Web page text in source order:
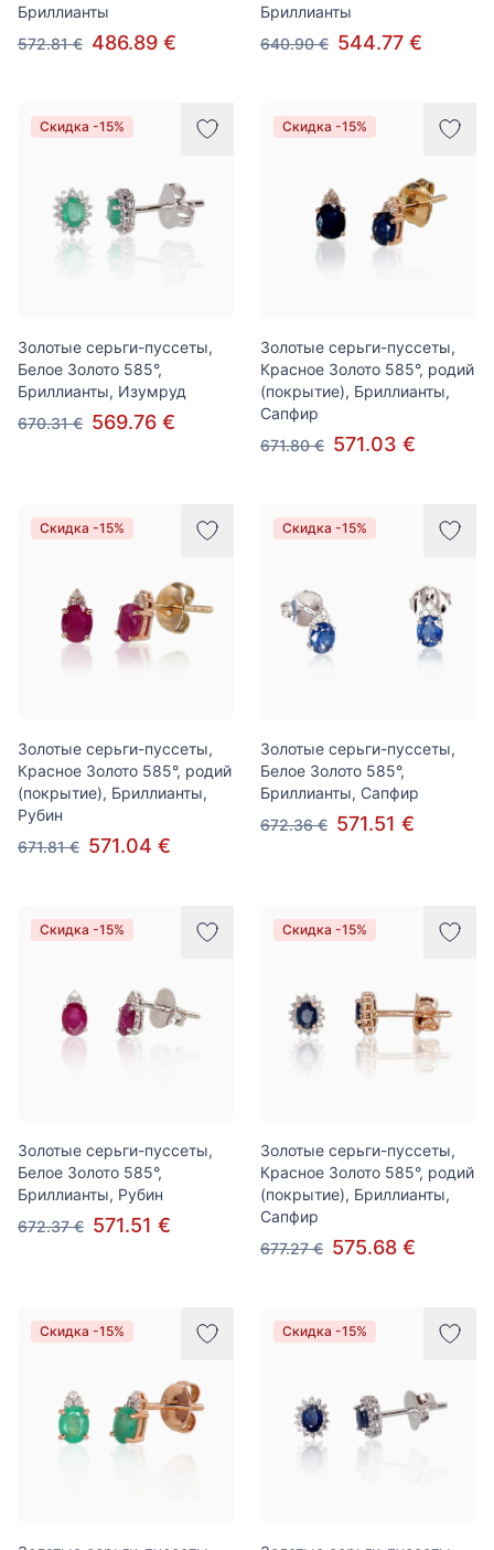
Бриллианты
572.81 € 486.89 €
Бриллианты
640.90 € 544.77 €
Скидка -15%
Золотые серьги-пуссеты,
Белое Золото 585°,
Бриллианты, Изумруд
670.31 € 569.76 €
Скидка -15%
Золотые серьги-пуссеты,
Красное Золото 585°, родий
(покрытие), Бриллианты,
Сапфир
671.80 € 571.03 €
Скидка -15%
Золотые серьги-пуссеты,
Красное Золото 585°, родий
(покрытие), Бриллианты,
Рубин
671.81 € 571.04 €
Скидка -15%
Золотые серьги-пуссеты,
Белое Золото 585°,
Бриллианты, Сапфир
672.36 € 571.51 €
Скидка -15%
Золотые серьги-пуссеты,
Белое Золото 585°,
Бриллианты, Рубин
672.37 € 571.51 €
Скидка -15%
Золотые серьги-пуссеты,
Красное Золото 585°, родий
(покрытие), Бриллианты,
Сапфир
677.27 € 575.68 €
Скидка -15% Скидка -15%